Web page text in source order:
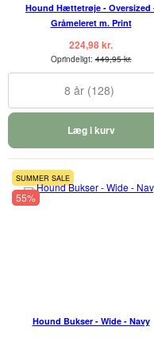
Hound Hættetrøje - Oversized
Gråmeleret m. Print
224,98 kr.
Oprindeligt:449,95 kr.
8 år (128)
Læg i kurv
SUMMER SALE
55%
Hound Bukser - Wide - Navy